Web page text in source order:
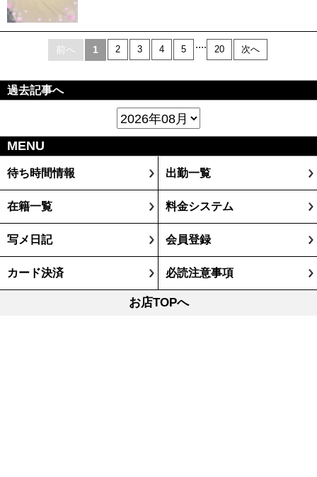
前へ 1 2 3 4 5 .... 20 次へ
過去記事へ
MENU
待ち時間情報 出勤一覧
在籍一覧 料金システム
写メ日記 会員登録
カード決済 必読注意事項
お店TOPへ